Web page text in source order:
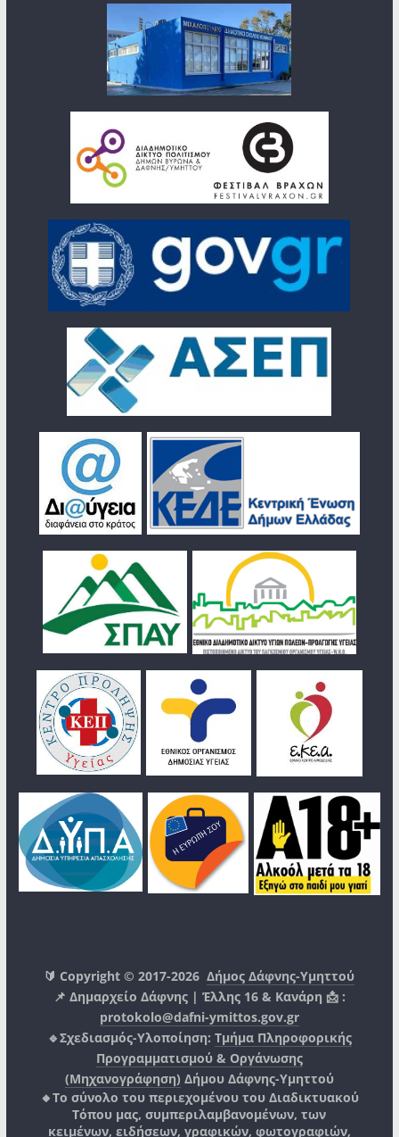
🔰 Copyright © 2017-2026Δήμος Δάφνης-Υμηττού
📌 Δημαρχείο Δάφνης | Έλλης 16 & Κανάρη 📩 :
protokolo@dafni-ymittos.gov.gr
🔹Σχεδιασμός-Υλοποίηση: Τμήμα Πληροφορικής
Προγραμματισμού & Οργάνωσης
(Μηχανογράφηση) Δήμου Δάφνης-Υμηττού
🔸Το σύνολο του περιεχομένου του Διαδικτυακού
Τόπου μας, συμπεριλαμβανομένων, των
κειμένων, ειδήσεων, γραφικών, φωτογραφιών,